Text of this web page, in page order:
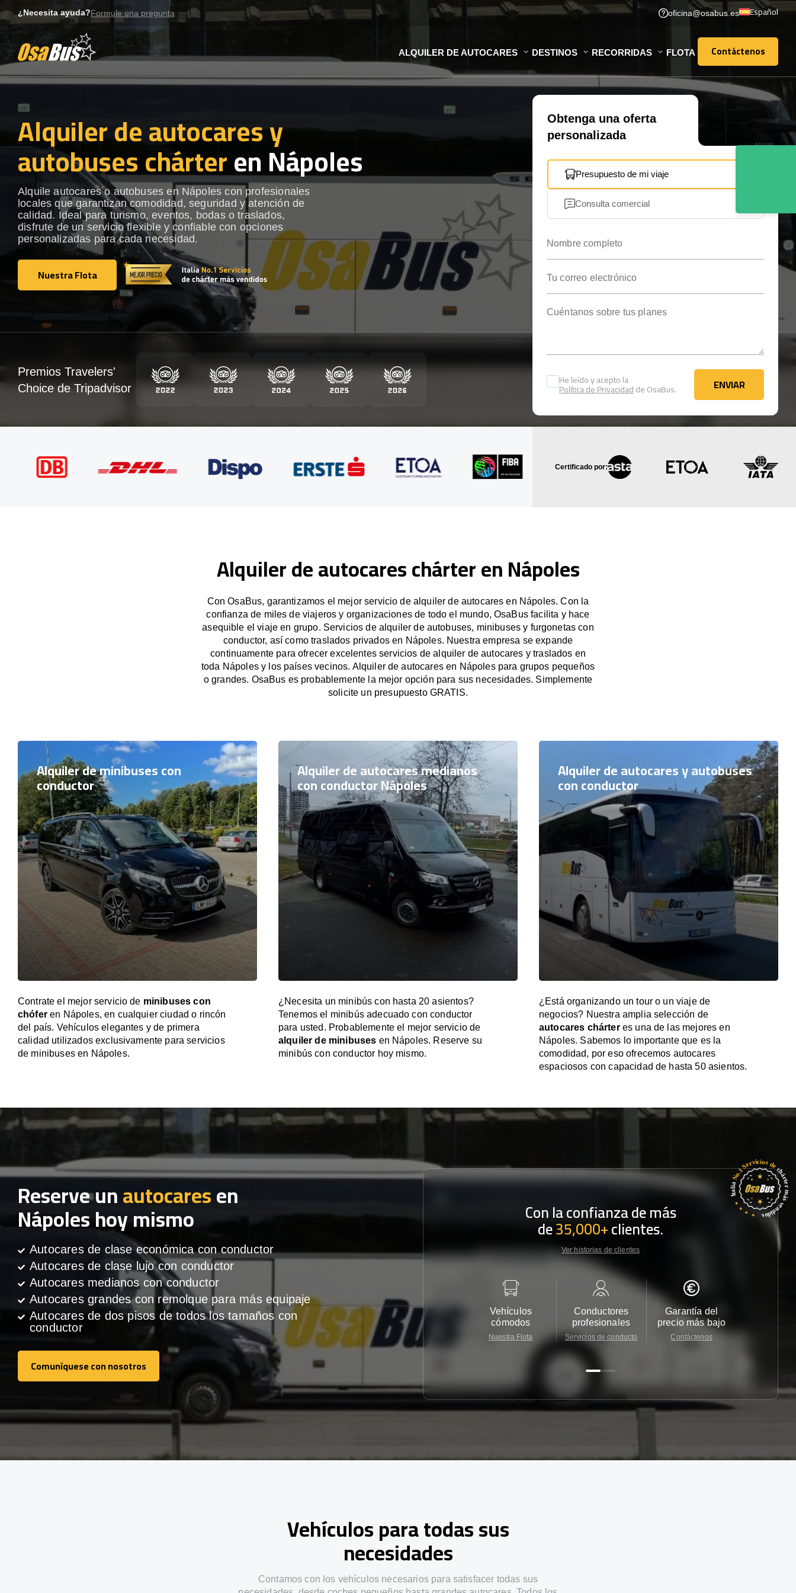
to
¿Necesita ayuda?Formule una pregunta oficina@osabus.es Español
ALQUILER DE AUTOCARES DESTINOS RECORRIDAS FLOTA Contáctenos
Contáctenos
Alquiler de autocares y
autobuses chárteren Nápoles
Alquile autocares o autobuses en Nápoles con profesionales
locales que garantizan comodidad, seguridad y atención de
calidad. Ideal para turismo, eventos, bodas o traslados,
disfrute de un servicio flexible y confiable con opciones
personalizadas para cada necesidad.
Nuestra Flota
Nuestra Flota
Obtenga una oferta
personalizada
Presupuesto de mi viaje
Consulta comercial
He leído y acepto la
Política de Privacidadde OsaBus. ENVIAR
ENVIAR
Premios Travelers'
Choice de Tripadvisor
Certificado por:
Alquiler de autocares chárter en Nápoles
Con OsaBus, garantizamos el mejor servicio de alquiler de autocares en Nápoles. Con la
confianza de miles de viajeros y organizaciones de todo el mundo, OsaBus facilita y hace
asequible el viaje en grupo. Servicios de alquiler de autobuses, minibuses y furgonetas con
conductor, así como traslados privados en Nápoles. Nuestra empresa se expande
continuamente para ofrecer excelentes servicios de alquiler de autocares y traslados en
toda Nápoles y los países vecinos. Alquiler de autocares en Nápoles para grupos pequeños
o grandes. OsaBus es probablemente la mejor opción para sus necesidades. Simplemente
solicite un presupuesto GRATIS.
Alquiler de minibuses con
conductor
Contrate el mejor servicio de minibuses con
chóferen Nápoles, en cualquier ciudad o rincón
del país. Vehículos elegantes y de primera
calidad utilizados exclusivamente para servicios
de minibuses en Nápoles.
Alquiler de autocares medianos
con conductor Nápoles
¿Necesita un minibús con hasta 20 asientos?
Tenemos el minibús adecuado con conductor
para usted. Probablemente el mejor servicio de
alquiler de minibuses en Nápoles. Reserve su
minibús con conductor hoy mismo.
Alquiler de autocares y autobuses
con conductor
¿Está organizando un tour o un viaje de
negocios? Nuestra amplia selección de
autocares chárteres una de las mejores en
Nápoles. Sabemos lo importante que es la
comodidad, por eso ofrecemos autocares
espaciosos con capacidad de hasta 50 asientos.
Reserve unautocaresen
Nápoles hoy mismo
Autocares de clase económica con conductor
Autocares de clase lujo con conductor
Autocares medianos con conductor
Autocares grandes con remolque para más equipaje
Autocares de dos pisos de todos los tamaños con
conductor
Comuníquese con nosotros
Comuníquese con nosotros
Con la confianza de más
de35,000+clientes.
Ver historias de clientes
Vehículos
cómodos
Nuestra Flota
Conductores
profesionales
Servicios de conducto
Garantía del
precio más bajo
Contáctenos
Vehículos para todas sus
necesidades
Contamos con los vehículos necesarios para satisfacer todas sus